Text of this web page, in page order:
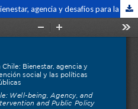
Infancias migrantes en Chile: Bienestar, agencia y desafíos para la intervención social y las políticas públicas